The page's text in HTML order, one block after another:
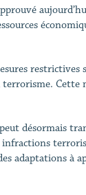
restrictives
terrorisme. Cette
désormais
infractions
adaptations à